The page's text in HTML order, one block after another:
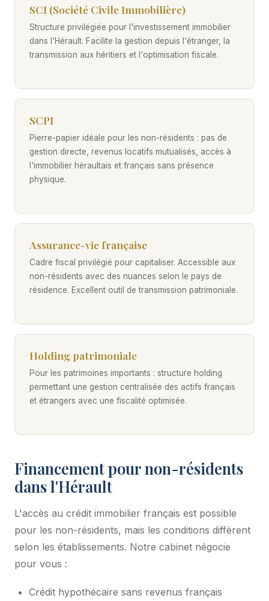
SCI (Société Civile Immobilière)
Structure privilégiée pour l'investissement immobilier
dans l'Hérault. Facilite la gestion depuis l'étranger, la
transmission aux héritiers et l'optimisation fiscale.
SCPI
Pierre-papier idéale pour les non-résidents : pas de
gestion directe, revenus locatifs mutualisés, accès à
l'immobilier héraultais et français sans présence
physique.
Assurance-vie française
Cadre fiscal privilégié pour capitaliser. Accessible aux
non-résidents avec des nuances selon le pays de
résidence. Excellent outil de transmission patrimoniale.
Holding patrimoniale
Pour les patrimoines importants : structure holding
permettant une gestion centralisée des actifs français
et étrangers avec une fiscalité optimisée.
Financement pour non-résidents
dans l'Hérault
L'accès au crédit immobilier français est possible
pour les non-résidents, mais les conditions diffèrent
selon les établissements. Notre cabinet négocie
pour vous :
Crédit hypothécaire sans revenus français